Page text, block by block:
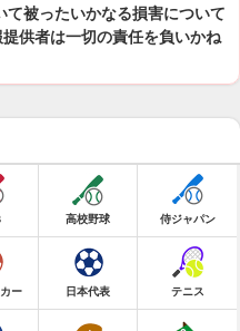
被ったいかなる損害について
供者は一切の責任を負いかね
高校野球 侍ジャパン
ー 日本代表 テニス